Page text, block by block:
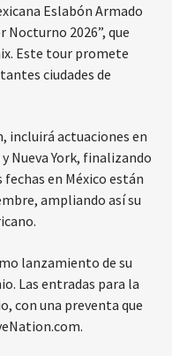
Eslabón Armado
Nocturno 2026”, que
Este tour promete
ciudades de
incluirá actuaciones en
Nueva York, finalizando
fechas en México están
ampliando así su
lanzamiento de su
Las entradas para la
con una preventa que